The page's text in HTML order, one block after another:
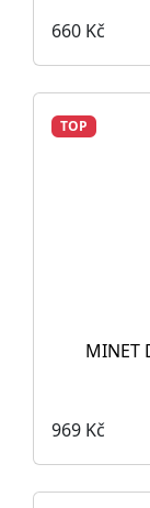
660 Kč
TOP
MINET
969 Kč